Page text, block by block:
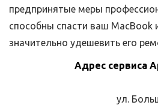
предпринятые меры
способны спасти ваш MacBook
значительно удешевить его
Адрес сервиса
ул.